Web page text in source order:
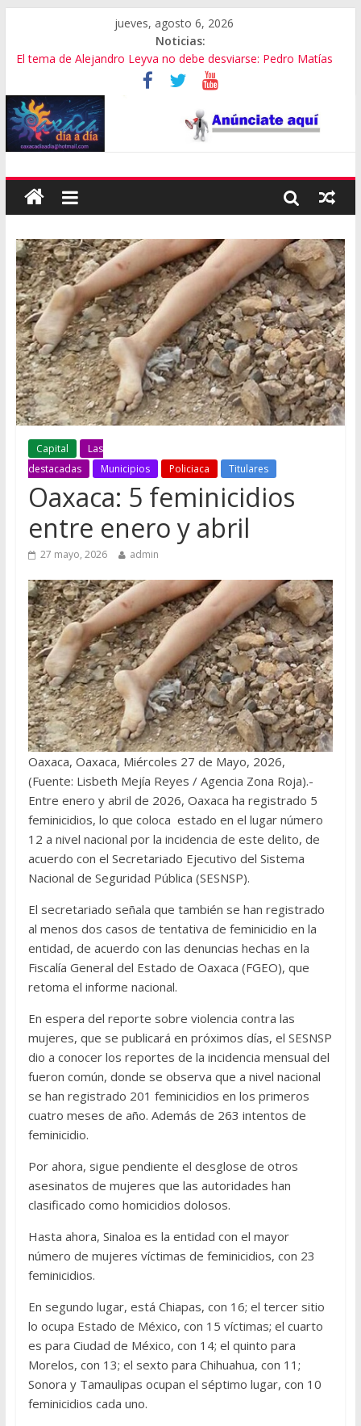
jueves, agosto 6, 2026
Noticias:
El tema de Alejandro Leyva no debe desviarse: Pedro Matías
Promete SEGOB investigación a fondo en crimen de Alejandro
Leyva
Bajo amenazas, Secretario de Gobierno de Oaxaca despojaría
predios
“Amenazamos, no dialogamos”
Capital
Las
destacadas
Municipios Policiaca Titulares
Oaxaca: 5 feminicidios
entre enero y abril
27 mayo, 2026 admin
Oaxaca, Oaxaca, Miércoles 27 de Mayo, 2026,
(Fuente: Lisbeth Mejía Reyes / Agencia Zona Roja).-
Entre enero y abril de 2026, Oaxaca ha registrado 5
feminicidios, lo que coloca estado en el lugar número
12 a nivel nacional por la incidencia de este delito, de
acuerdo con el Secretariado Ejecutivo del Sistema
Nacional de Seguridad Pública (SESNSP).
El secretariado señala que también se han registrado
al menos dos casos de tentativa de feminicidio en la
entidad, de acuerdo con las denuncias hechas en la
Fiscalía General del Estado de Oaxaca (FGEO), que
retoma el informe nacional.
En espera del reporte sobre violencia contra las
mujeres, que se publicará en próximos días, el SESNSP
dio a conocer los reportes de la incidencia mensual del
fueron común, donde se observa que a nivel nacional
se han registrado 201 feminicidios en los primeros
cuatro meses de año. Además de 263 intentos de
feminicidio.
Por ahora, sigue pendiente el desglose de otros
asesinatos de mujeres que las autoridades han
clasificado como homicidios dolosos.
Hasta ahora, Sinaloa es la entidad con el mayor
número de mujeres víctimas de feminicidios, con 23
feminicidios.
En segundo lugar, está Chiapas, con 16; el tercer sitio
lo ocupa Estado de México, con 15 víctimas; el cuarto
es para Ciudad de México, con 14; el quinto para
Morelos, con 13; el sexto para Chihuahua, con 11;
Sonora y Tamaulipas ocupan el séptimo lugar, con 10
feminicidios cada uno.